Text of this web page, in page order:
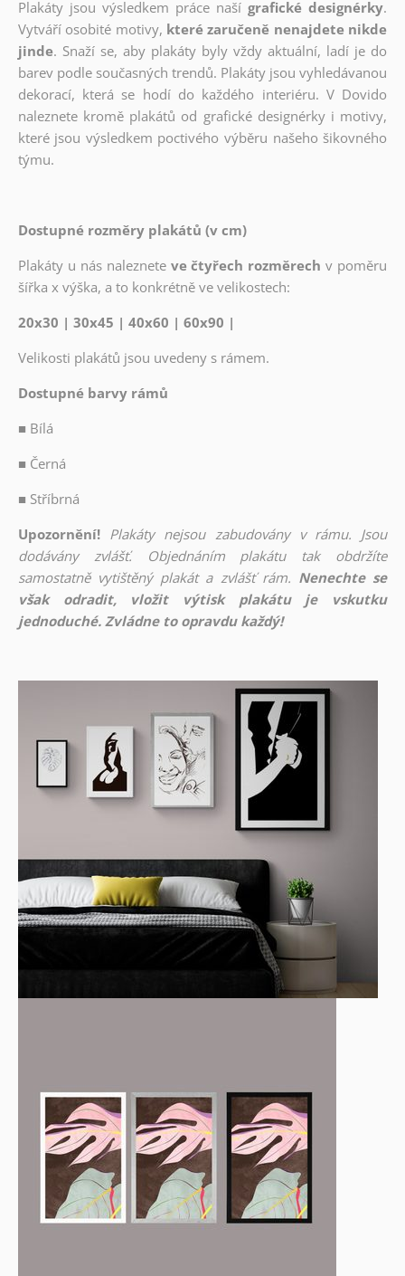
Plakáty jsou výsledkem práce naší grafické designérky.
Vytváří osobité motivy, které zaručeně nenajdete nikde
jinde. Snaží se, aby plakáty byly vždy aktuální, ladí je do
barev podle současných trendů. Plakáty jsou vyhledávanou
dekorací, která se hodí do každého interiéru. V Dovido
naleznete kromě plakátů od grafické designérky i motivy,
které jsou výsledkem poctivého výběru našeho šikovného
týmu.
Dostupné rozměry plakátů (v cm)
Plakáty u nás naleznete ve čtyřech rozměrech v poměru
šířka x výška, a to konkrétně ve velikostech:
20x30 | 30x45 | 40x60 | 60x90 |
Velikosti plakátů jsou uvedeny s rámem.
Dostupné barvy rámů
■ Bílá
■ Černá
■ Stříbrná
Upozornění! Plakáty nejsou zabudovány v rámu. Jsou
dodávány zvlášť. Objednáním plakátu tak obdržíte
samostatně vytištěný plakát a zvlášť rám. Nenechte se
však odradit, vložit výtisk plakátu je vskutku
jednoduché. Zvládne to opravdu každý!